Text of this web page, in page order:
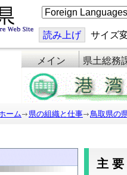
こ
の
ジ
を
翻
訳
す
る
読み上げ サイズ
メイン 県土総務
ーム 県の組織と仕事 鳥取県の
主